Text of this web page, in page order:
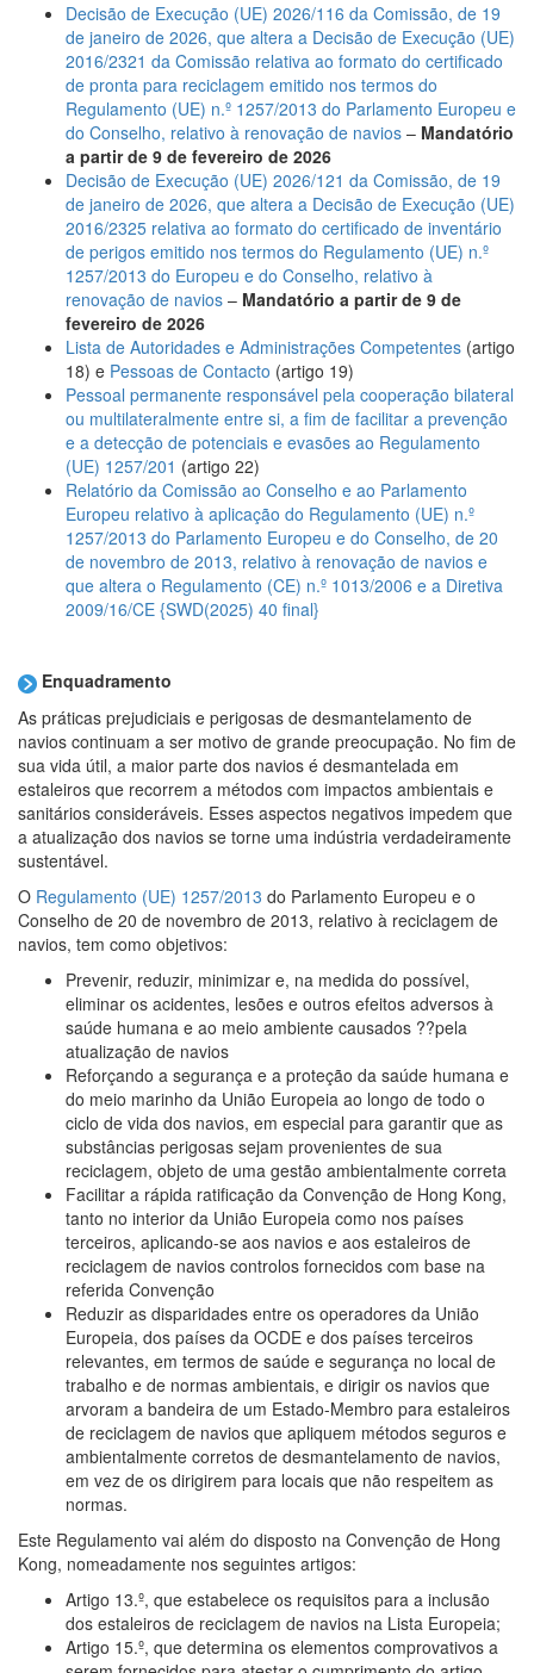
Decisão de Execução (UE) 2026/116 da Comissão, de 19
de janeiro de 2026, que altera a Decisão de Execução (UE)
2016/2321 da Comissão relativa ao formato do certificado
de pronta para reciclagem emitido nos termos do
Regulamento (UE) n.º 1257/2013 do Parlamento Europeu e
do Conselho, relativo à renovação de navios – Mandatório
a partir de 9 de fevereiro de 2026
Decisão de Execução (UE) 2026/121 da Comissão, de 19
de janeiro de 2026, que altera a Decisão de Execução (UE)
2016/2325 relativa ao formato do certificado de inventário
de perigos emitido nos termos do Regulamento (UE) n.º
1257/2013 do Europeu e do Conselho, relativo à
renovação de navios – Mandatório a partir de 9 de
fevereiro de 2026
Lista de Autoridades e Administrações Competentes (artigo
18) e Pessoas de Contacto (artigo 19)
Pessoal permanente responsável pela cooperação bilateral
ou multilateralmente entre si, a fim de facilitar a prevenção
e a detecção de potenciais e evasões ao Regulamento
(UE) 1257/201 (artigo 22)
Relatório da Comissão ao Conselho e ao Parlamento
Europeu relativo à aplicação do Regulamento (UE) n.º
1257/2013 do Parlamento Europeu e do Conselho, de 20
de novembro de 2013, relativo à renovação de navios e
que altera o Regulamento (CE) n.º 1013/2006 e a Diretiva
2009/16/CE {SWD(2025) 40 final}
Enquadramento
As práticas prejudiciais e perigosas de desmantelamento de
navios continuam a ser motivo de grande preocupação. No fim de
sua vida útil, a maior parte dos navios é desmantelada em
estaleiros que recorrem a métodos com impactos ambientais e
sanitários consideráveis. Esses aspectos negativos impedem que
a atualização dos navios se torne uma indústria verdadeiramente
sustentável.
O Regulamento (UE) 1257/2013 do Parlamento Europeu e o
Conselho de 20 de novembro de 2013, relativo à reciclagem de
navios, tem como objetivos:
Prevenir, reduzir, minimizar e, na medida do possível,
eliminar os acidentes, lesões e outros efeitos adversos à
saúde humana e ao meio ambiente causados ??pela
atualização de navios
Reforçando a segurança e a proteção da saúde humana e
do meio marinho da União Europeia ao longo de todo o
ciclo de vida dos navios, em especial para garantir que as
substâncias perigosas sejam provenientes de sua
reciclagem, objeto de uma gestão ambientalmente correta
Facilitar a rápida ratificação da Convenção de Hong Kong,
tanto no interior da União Europeia como nos países
terceiros, aplicando-se aos navios e aos estaleiros de
reciclagem de navios controlos fornecidos com base na
referida Convenção
Reduzir as disparidades entre os operadores da União
Europeia, dos países da OCDE e dos países terceiros
relevantes, em termos de saúde e segurança no local de
trabalho e de normas ambientais, e dirigir os navios que
arvoram a bandeira de um Estado-Membro para estaleiros
de reciclagem de navios que apliquem métodos seguros e
ambientalmente corretos de desmantelamento de navios,
em vez de os dirigirem para locais que não respeitem as
normas.
Este Regulamento vai além do disposto na Convenção de Hong
Kong, nomeadamente nos seguintes artigos:
Artigo 13.º, que estabelece os requisitos para a inclusão
dos estaleiros de reciclagem de navios na Lista Europeia;
Artigo 15.º, que determina os elementos comprovativos a